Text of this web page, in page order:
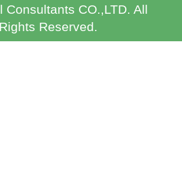
Consultants CO.,LTD. All
Rights Reserved.